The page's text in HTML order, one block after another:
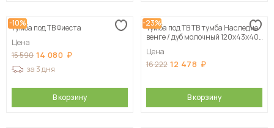
-10%
Тумба под ТВ Фиеста
Цена
15 590 14 080
за 3 дня
В корзину
-23%
Тумба под ТВ ТВ тумба Наследие
венге / дуб молочный 120х43х40
Цена
16 222 12 478
В корзину